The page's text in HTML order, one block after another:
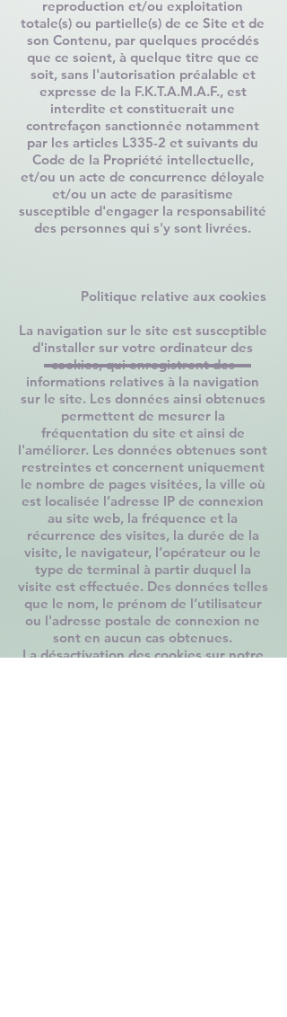
reproduction et/ou exploitation
totale(s) ou partielle(s) de ce Site et de
son Contenu, par quelques procédés
que ce soient, à quelque titre que ce
soit, sans l'autorisation préalable et
expresse de la F.K.T.A.M.A.F., est
interdite et constituerait une
contrefaçon sanctionnée notamment
par les articles L335-2 et suivants du
Code de la Propriété intellectuelle,
et/ou un acte de concurrence déloyale
et/ou un acte de parasitisme
susceptible d'engager la responsabilité
des personnes qui s'y sont livrées.
Politique relative aux cookies
La navigation sur le site est susceptible
d'installer sur votre ordinateur des
cookies, qui enregistrent des
informations relatives à la navigation
sur le site. Les données ainsi obtenues
permettent de mesurer la
fréquentation du site et ainsi de
l'améliorer. Les données obtenues sont
restreintes et concernent uniquement
le nombre de pages visitées, la ville où
est localisée l’adresse IP de connexion
au site web, la fréquence et la
récurrence des visites, la durée de la
visite, le navigateur, l’opérateur ou le
type de terminal à partir duquel la
visite est effectuée. Des données telles
que le nom, le prénom de l’utilisateur
ou l'adresse postale de connexion ne
sont en aucun cas obtenues.
La désactivation des cookies sur notre